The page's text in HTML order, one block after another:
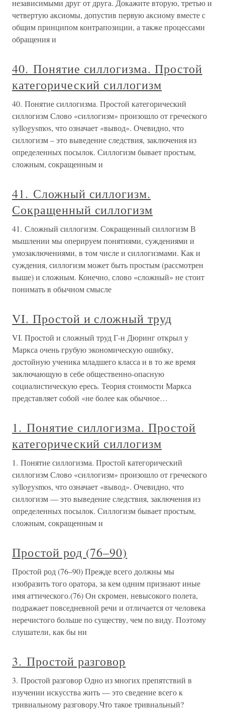
независимыми друг от друга. Докажите вторую, третью и
четвертую аксиомы, допустив первую аксиому вместе с
общим принципом контрапозиции, а также процессами
обращения и
40. Понятие силлогизма. Простой
категорический силлогизм
40. Понятие силлогизма. Простой категорический
силлогизм Слово «силлогизм» произошло от греческого
syllogysmos, что означает «вывод». Очевидно, что
силлогизм – это выведение следствия, заключения из
определенных посылок. Силлогизм бывает простым,
сложным, сокращенным и
41. Сложный силлогизм.
Сокращенный силлогизм
41. Сложный силлогизм. Сокращенный силлогизм В
мышлении мы оперируем понятиями, суждениями и
умозаключениями, в том числе и силлогизмами. Как и
суждения, силлогизм может быть простым (рассмотрен
выше) и сложным. Конечно, слово «сложный» не стоит
понимать в обычном смысле
VI. Простой и сложный труд
VI. Простой и сложный труд Г-н Дюринг открыл у
Маркса очень грубую экономическую ошибку,
достойную ученика младшего класса и в то же время
заключающую в себе общественно-опасную
социалистическую ересь. Теория стоимости Маркса
представляет собой «не более как обычное…
1. Понятие силлогизма. Простой
категорический силлогизм
1. Понятие силлогизма. Простой категорический
силлогизм Слово «силлогизм» произошло от греческого
syllogysmos, что означает «вывод». Очевидно, что
силлогизм — это выведение следствия, заключения из
определенных посылок. Силлогизм бывает простым,
сложным, сокращенным и
Простой род (76–90)
Простой род (76–90) Прежде всего должны мы
изобразить того оратора, за кем одним признают иные
имя аттического.(76) Он скромен, невысокого полета,
подражает повседневной речи и отличается от человека
неречистого больше по существу, чем по виду. Поэтому
слушатели, как бы ни
3. Простой разговор
3. Простой разговор Одно из многих препятствий в
изучении искусства жить — это сведение всего к
тривиальному разговору.Что такое тривиальный?